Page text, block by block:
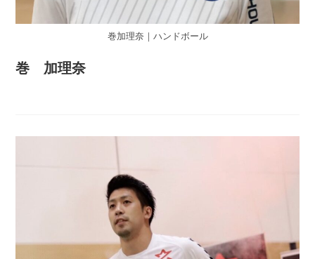
巻加理奈｜ハンドボール
巻 加理奈